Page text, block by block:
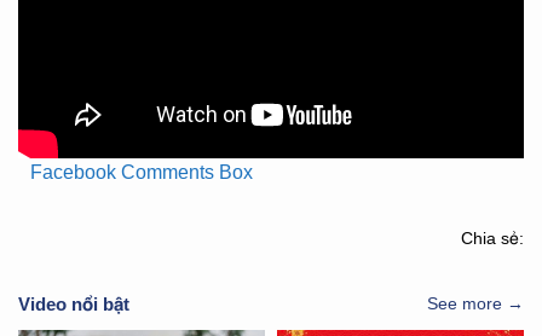
Facebook Comments Box
Chia sẻ:
Video nổi bật See more →